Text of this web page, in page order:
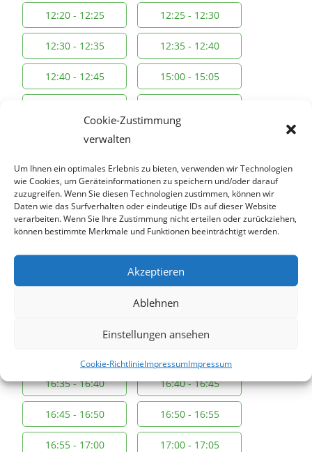
Cookie-Zustimmung
verwalten
Um Ihnen ein optimales Erlebnis zu bieten, verwenden wir Technologien
wie Cookies, um Geräteinformationen zu speichern und/oder darauf
zuzugreifen. Wenn Sie diesen Technologien zustimmen, können wir
Daten wie das Surfverhalten oder eindeutige IDs auf dieser Website
verarbeiten. Wenn Sie Ihre Zustimmung nicht erteilen oder zurückziehen,
können bestimmte Merkmale und Funktionen beeinträchtigt werden.
Akzeptieren
Ablehnen
Einstellungen ansehen
Cookie-RichtlinieImpressumImpressum
12:20 - 12:25 12:25 - 12:30
12:30 - 12:35 12:35 - 12:40
12:40 - 12:45 15:00 - 15:05
15:15 - 15:20
15:25 - 15:30 15:30 - 15:35
15:35 - 15:40 15:40 - 15:45
15:45 - 15:50 15:50 - 15:55
16:05 - 16:10 16:10 - 16:15
16:35 - 16:40 16:40 - 16:45
16:45 - 16:50 16:50 - 16:55
16:55 - 17:00 17:00 - 17:05